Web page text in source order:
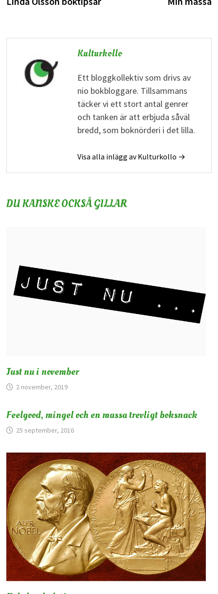
Kulturkollo
Ett bloggkollektiv som drivs av
nio bokbloggare. Tillsammans
täcker vi ett stort antal genrer
och tanken är att erbjuda såväl
bredd, som boknörderi i det lilla.
Visa alla inlägg av Kulturkollo →
DU KANSKE OCKSÅ GILLAR
Just nu i november
2 november, 2019
Feelgood, mingel och en massa trevligt boksnack
25 september, 2016